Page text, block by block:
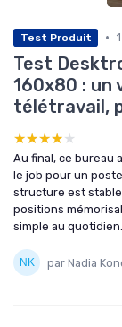
Test Produit •
Test
160x80 : un
télétravail,
★★★★★
★★★★★
Au final, ce bureau
le job pour un
structure est
positions
simple au quotidien.
par Nadia